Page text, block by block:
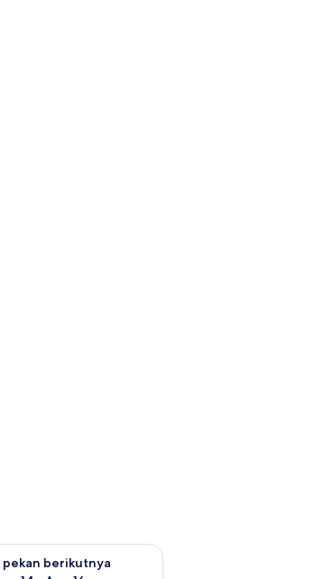
9
pekan berikutnya
untuk akhir pekan berikutnya Agu 14 -